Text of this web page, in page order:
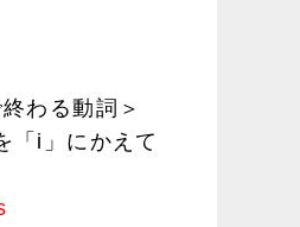
わる動詞＞
「i」にかえて